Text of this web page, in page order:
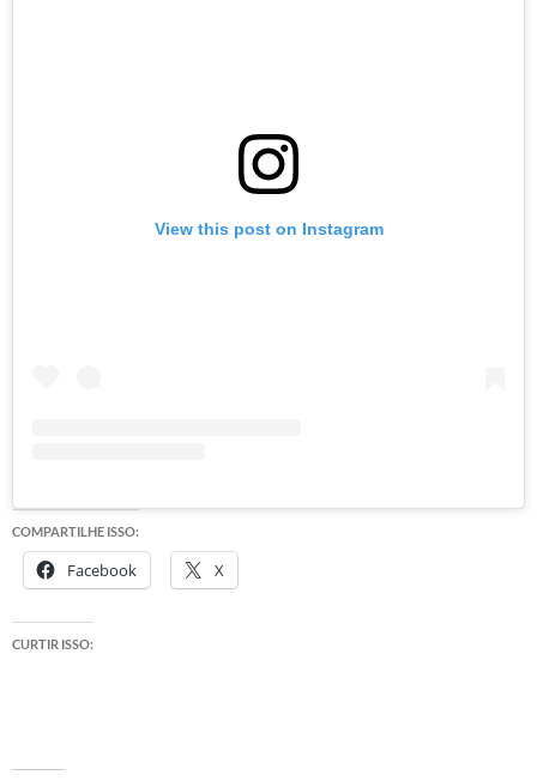
View this post on Instagram
COMPARTILHE ISSO:
Facebook X
CURTIR ISSO: